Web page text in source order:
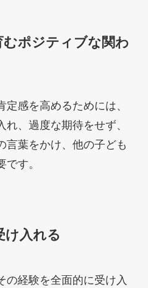
ポジティブな関わ
感を高めるためには、
、過度な期待をせず、
言葉をかけ、他の子ども
す。
け入れる
の経験を全面的に受け入